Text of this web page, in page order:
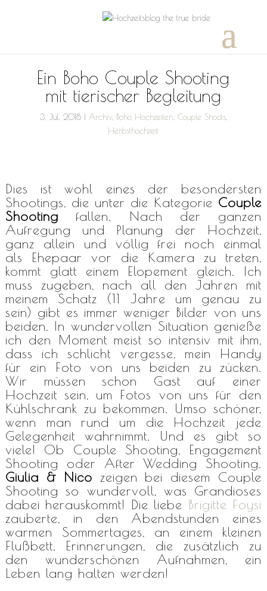
Ein Boho Couple Shooting
mit tierischer Begleitung
3, Jul, 2018| Archiv, Boho Hochzeiten Couple Shoots,
Herbsthochzeit
Dies ist wohl eines der besondersten
Shootings, die unter die Kategorie Couple
Shooting fallen. Nach der ganzen
Aufregung und Planung der Hochzeit,
ganz allein und völlig frei noch einmal
als Ehepaar vor die Kamera zu treten,
kommt glatt einem Elopement gleich. Ich
muss zugeben, nach all den Jahren mit
meinem Schatz (11 Jahre um genau zu
sein) gibt es immer weniger Bilder von uns
beiden. In wundervollen Situation genieße
ich den Moment meist so intensiv mit ihm,
dass ich schlicht vergesse, mein Handy
für ein Foto von uns beiden zu zücken.
Wir müssen schon Gast auf einer
Hochzeit sein, um Fotos von uns für den
Kühlschrank zu bekommen. Umso schöner,
wenn man rund um die Hochzeit jede
Gelegenheit wahrnimmt. Und es gibt so
viele! Ob Couple Shooting, Engagement
Shooting oder After Wedding Shooting.
Giulia & Nico zeigen bei diesem Couple
Shooting so wundervoll, was Grandioses
dabei herauskommt! Die liebe Brigitte Foysi
zauberte, in den Abendstunden eines
warmen Sommertages, an einem kleinen
Flußbett, Erinnerungen, die zusätzlich zu
den wunderschönen Aufnahmen, ein
Leben lang halten werden!